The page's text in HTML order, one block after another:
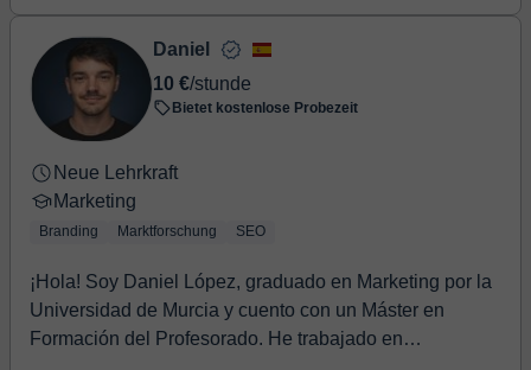
puedas aplicar lo aprendido de forma inmediata. Mi
objetivo es que hables con confianza desde la primera
clase, avances a tu propio ritmo y obtengas resultados
reales, sin métodos genéricos ni clases iguales para
todos. Podrás aplicar el marketing desde el día uno, sin
importar dónde te encuentres. ¿Estás listo para
comenzar?
Daniel
10 €/stunde
Bietet kostenlose Probezeit
Neue Lehrkraft
Marketing
Branding Marktforschung SEO
¡Hola! Soy Daniel López, graduado en Marketing por la
Universidad de Murcia y cuento con un Máster en
Formación del Profesorado. He trabajado en